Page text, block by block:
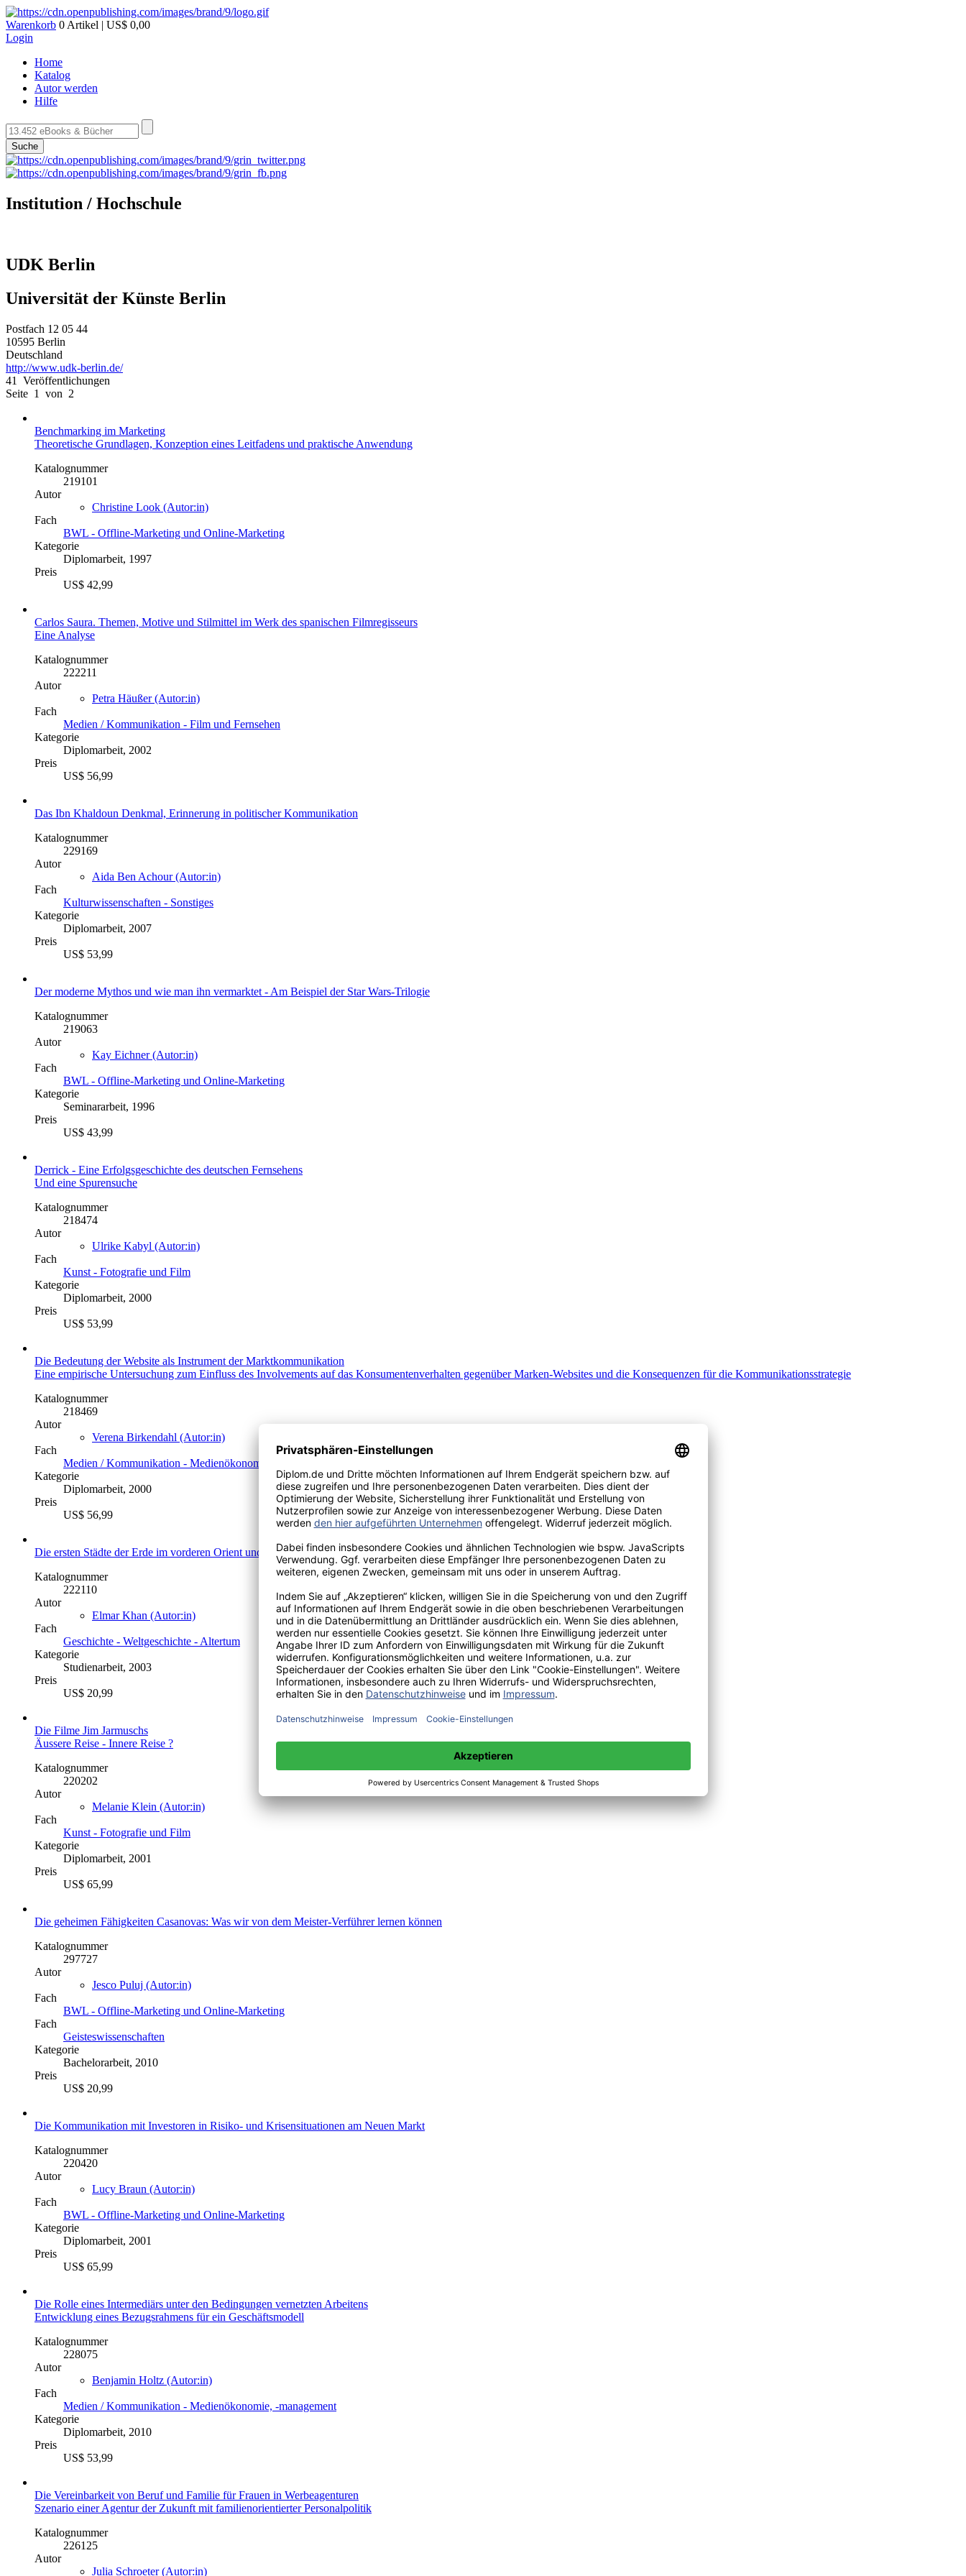
Warenkorb 0 Artikel | US$ 0,00
Login
Home
Katalog
Autor werden
Hilfe
Suche
Institution / Hochschule
UDK Berlin
Universität der Künste Berlin
Postfach 12 05 44
10595 Berlin
Deutschland
http://www.udk-berlin.de/
41 Veröffentlichungen
Seite 1 von 2
Benchmarking im Marketing
Theoretische Grundlagen, Konzeption eines Leitfadens und praktische Anwendung
Katalognummer
219101
Autor
Christine Look (Autor:in)
Fach
BWL - Offline-Marketing und Online-Marketing
Kategorie
Diplomarbeit, 1997
Preis
US$ 42,99
Carlos Saura. Themen, Motive und Stilmittel im Werk des spanischen Filmregisseurs
Eine Analyse
Katalognummer
222211
Autor
Petra Häußer (Autor:in)
Fach
Medien / Kommunikation - Film und Fernsehen
Kategorie
Diplomarbeit, 2002
Preis
US$ 56,99
Das Ibn Khaldoun Denkmal, Erinnerung in politischer Kommunikation
Katalognummer
229169
Autor
Aida Ben Achour (Autor:in)
Fach
Kulturwissenschaften - Sonstiges
Kategorie
Diplomarbeit, 2007
Preis
US$ 53,99
Der moderne Mythos und wie man ihn vermarktet - Am Beispiel der Star Wars-Trilogie
Katalognummer
219063
Autor
Kay Eichner (Autor:in)
Fach
BWL - Offline-Marketing und Online-Marketing
Kategorie
Seminararbeit, 1996
Preis
US$ 43,99
Derrick - Eine Erfolgsgeschichte des deutschen Fernsehens
Und eine Spurensuche
Katalognummer
218474
Autor
Ulrike Kabyl (Autor:in)
Fach
Kunst - Fotografie und Film
Kategorie
Diplomarbeit, 2000
Preis
US$ 53,99
Die Bedeutung der Website als Instrument der Marktkommunikation
Eine empirische Untersuchung zum Einfluss des Involvements auf das Konsumentenverhalten gegenüber Marken-Websites und die Konsequenzen für die Kommunikationsstrategie
Katalognummer
218469
Autor
Verena Birkendahl (Autor:in)
Fach
Medien / Kommunikation - Medienökonomie, -management
Kategorie
Diplomarbeit, 2000
Preis
US$ 56,99
Die ersten Städte der Erde im vorderen Orient und heutigen Irak
Katalognummer
222110
Autor
Elmar Khan (Autor:in)
Fach
Geschichte - Weltgeschichte - Altertum
Kategorie
Studienarbeit, 2003
Preis
US$ 20,99
Die Filme Jim Jarmuschs
Äussere Reise - Innere Reise ?
Katalognummer
220202
Autor
Melanie Klein (Autor:in)
Fach
Kunst - Fotografie und Film
Kategorie
Diplomarbeit, 2001
Preis
US$ 65,99
Die geheimen Fähigkeiten Casanovas: Was wir von dem Meister-Verführer lernen können
Katalognummer
297727
Autor
Jesco Puluj (Autor:in)
Fach
BWL - Offline-Marketing und Online-Marketing
Fach
Geisteswissenschaften
Kategorie
Bachelorarbeit, 2010
Preis
US$ 20,99
Die Kommunikation mit Investoren in Risiko- und Krisensituationen am Neuen Markt
Katalognummer
220420
Autor
Lucy Braun (Autor:in)
Fach
BWL - Offline-Marketing und Online-Marketing
Kategorie
Diplomarbeit, 2001
Preis
US$ 65,99
Die Rolle eines Intermediärs unter den Bedingungen vernetzten Arbeitens
Entwicklung eines Bezugsrahmens für ein Geschäftsmodell
Katalognummer
228075
Autor
Benjamin Holtz (Autor:in)
Fach
Medien / Kommunikation - Medienökonomie, -management
Kategorie
Diplomarbeit, 2010
Preis
US$ 53,99
Die Vereinbarkeit von Beruf und Familie für Frauen in Werbeagenturen
Szenario einer Agentur der Zukunft mit familienorientierter Personalpolitik
Katalognummer
226125
Autor
Julia Schroeter (Autor:in)